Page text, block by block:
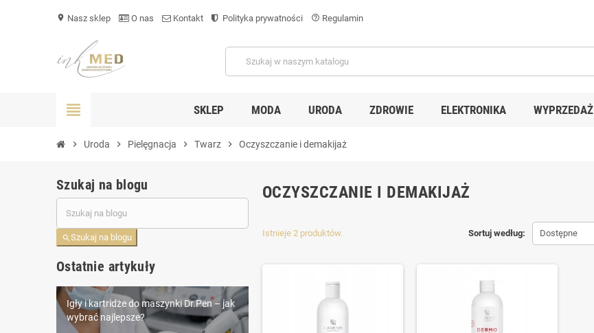
location_on Nasz sklep O nas Kontakt Polityka prywatności help_outline Regulamin
view_headline SKLEP MODA URODA ZDROWIE ELEKTRONIKA WYPRZEDAŻ
chevron_right Uroda chevron_right Pielęgnacja chevron_right Twarz chevron_right Oczyszczanie i demakijaż
Szukaj na blogu
searchSzukaj na blogu
Ostatnie artykuły
Rzęsy Nagaraku – dlaczego są tak
popularne wśród stylistek?
Piercing – wszystko, co musisz wiedzieć
przed przekłuciem
Igły i kartridże do maszynki Dr.Pen – jak
wybrać najlepsze?
OCZYSZCZANIE I DEMAKIJAŻ
Sortuj według: Dostępne
Istnieje 2 produktów.